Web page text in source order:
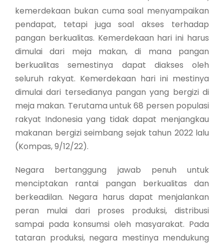
kemerdekaan bukan cuma soal menyampaikan
pendapat, tetapi juga soal akses terhadap
pangan berkualitas. Kemerdekaan hari ini harus
dimulai dari meja makan, di mana pangan
berkualitas semestinya dapat diakses oleh
seluruh rakyat. Kemerdekaan hari ini mestinya
dimulai dari tersedianya pangan yang bergizi di
meja makan. Terutama untuk 68 persen populasi
rakyat Indonesia yang tidak dapat menjangkau
makanan bergizi seimbang sejak tahun 2022 lalu
(Kompas, 9/12/22).
Negara bertanggung jawab penuh untuk
menciptakan rantai pangan berkualitas dan
berkeadilan. Negara harus dapat menjalankan
peran mulai dari proses produksi, distribusi
sampai pada konsumsi oleh masyarakat. Pada
tataran produksi, negara mestinya mendukung